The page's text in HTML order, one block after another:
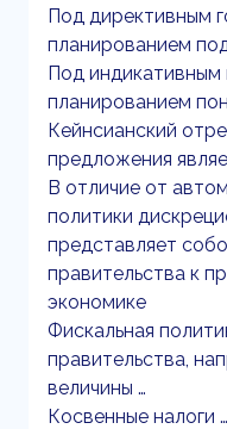
Под директивным
планированием
Под индикативным
планированием
Кейнсианский
предложения
В отличие от
политики
представляет
правительства к
экономике
Фискальная
правительства,
величины …
Косвенные налоги …